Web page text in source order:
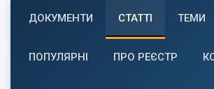
ДОКУМЕНТИ СТАТТІ ТЕМИ
ПОПУЛЯРНІ ПРО РЕЄСТР